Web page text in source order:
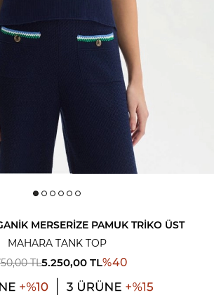
MERSERIZE PAMUK TRIKO ÜST
MAHARA TANK TOP
TL5.250,00 TL%40